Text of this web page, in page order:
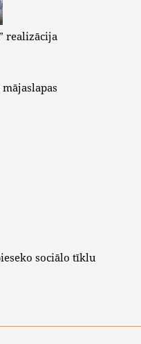
realizācija
sociālo tīklu